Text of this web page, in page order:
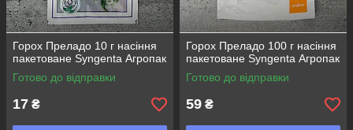
Горох Преладо 10 г насіння
пакетоване Syngenta Агропак
Готово до відправки
17 ₴
Горох Преладо 100 г насіння
пакетоване Syngenta Агропак
Готово до відправки
59 ₴